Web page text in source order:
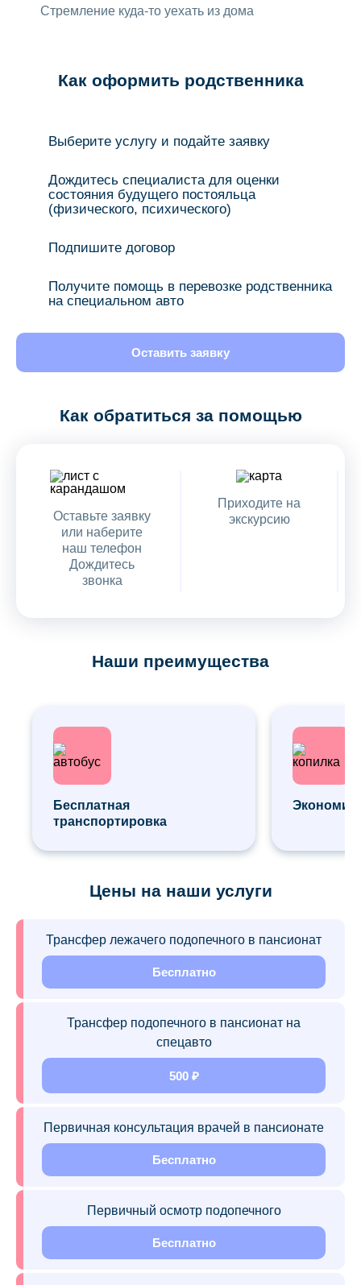
Стремление куда-то уехать из дома
Как оформить родственника
Выберите услугу и подайте заявку
Дождитесь специалиста для оценки
состояния будущего постояльца
(физического, психического)
Подпишите договор
Получите помощь в перевозке родственника
на специальном авто
Оставить заявку
Как обратиться за помощью
Оставьте заявку
или наберите
наш телефон
Дождитесь
звонка
Приходите на
экскурсию
Наши преимущества
Бесплатная
транспортировка
Экономия
Цены на наши услуги
Трансфер лежачего подопечного в пансионат
Бесплатно
Трансфер подопечного в пансионат на
спецавто
500 ₽
Первичная консультация врачей в пансионате
Бесплатно
Первичный осмотр подопечного
Бесплатно